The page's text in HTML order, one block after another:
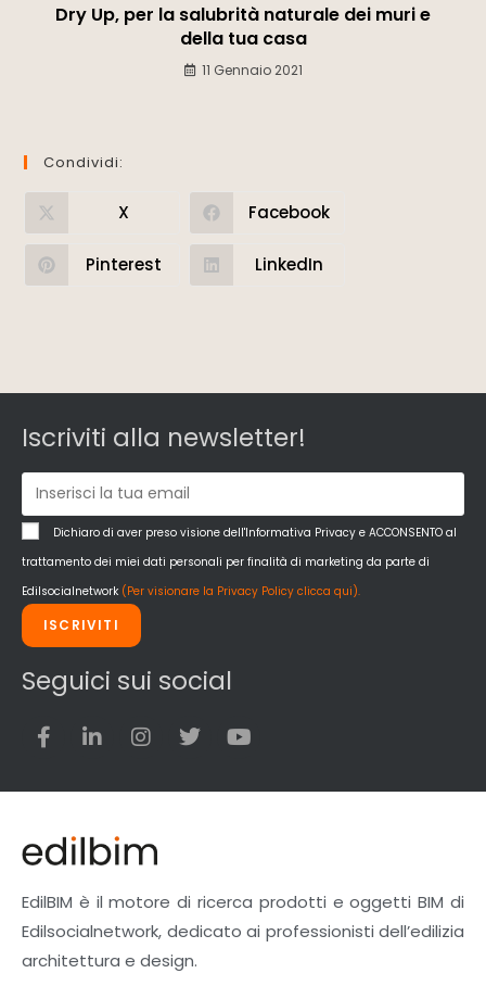
Dry Up, per la salubrità naturale dei muri e
della tua casa
11 Gennaio 2021
Condividi:
X Facebook
Pinterest LinkedIn
Iscriviti alla newsletter!
Dichiaro di aver preso visione dell'Informativa Privacy e ACCONSENTO al
trattamento dei miei dati personali per finalità di marketing da parte di
Edilsocialnetwork (Per visionare la Privacy Policy clicca qui).
ISCRIVITI
Seguici sui social
EdilBIM è il motore di ricerca prodotti e oggetti BIM di
Edilsocialnetwork, dedicato ai professionisti dell’edilizia
architettura e design.